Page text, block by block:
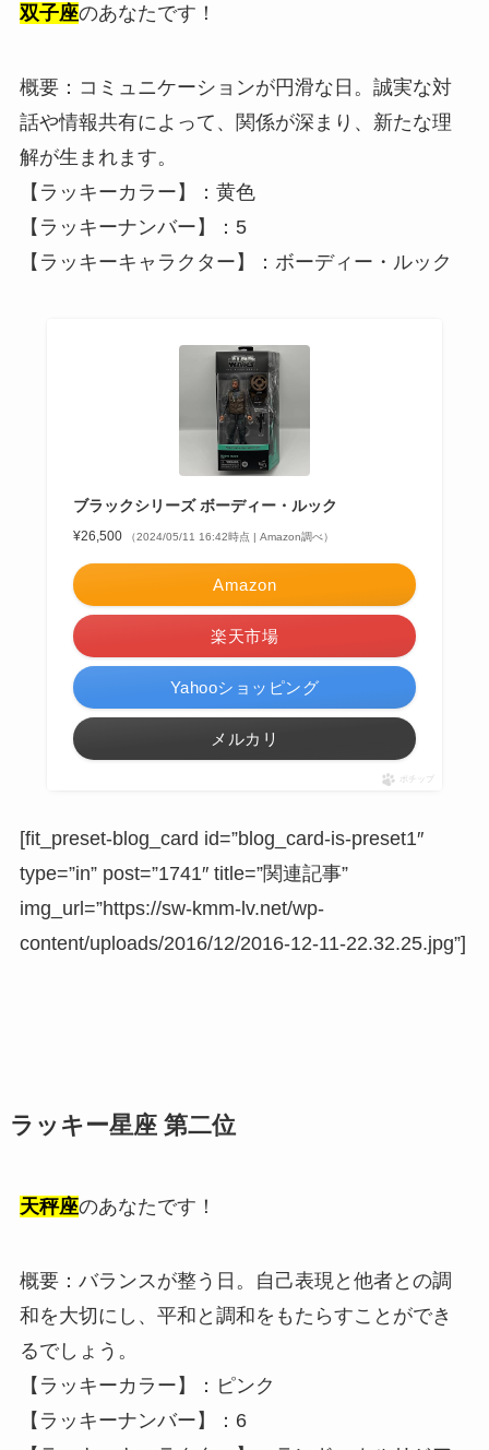
双子座のあなたです！
概要：コミュニケーションが円滑な日。誠実な対
話や情報共有によって、関係が深まり、新たな理
解が生まれます。
【ラッキーカラー】：黄色
【ラッキーナンバー】：5
【ラッキーキャラクター】：ボーディー・ルック
ブラックシリーズ ボーディー・ルック
¥26,500 （2024/05/11 16:42時点 | Amazon調べ）
Amazon
楽天市場
Yahooショッピング
メルカリ
ポチップ
[fit_preset-blog_card id=”blog_card-is-preset1″
type=”in” post=”1741″ title=”関連記事”
img_url=”https://sw-kmm-lv.net/wp-
content/uploads/2016/12/2016-12-11-22.32.25.jpg”]
ラッキー星座 第二位
天秤座のあなたです！
概要：バランスが整う日。自己表現と他者との調
和を大切にし、平和と調和をもたらすことができ
るでしょう。
【ラッキーカラー】：ピンク
【ラッキーナンバー】：6